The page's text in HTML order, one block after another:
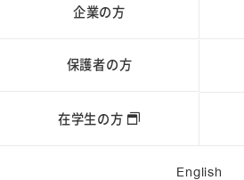
企業の方
保護者の方
在学生の方
English